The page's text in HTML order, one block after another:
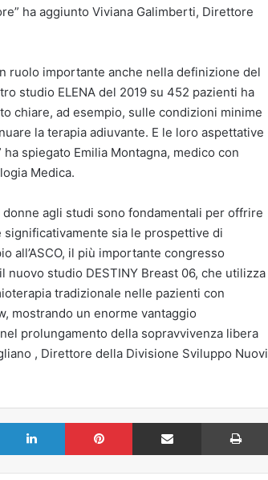
ha aggiunto Viviana Galimberti, Direttore
ruolo importante anche nella definizione del
studio ELENA del 2019 su 452 pazienti ha
chiare, ad esempio, sulle condizioni minime
la terapia adiuvante. E le loro aspettative
spiegato Emilia Montagna, medico con
Medica.
agli studi sono fondamentali per offrire
sia le prospettive di
all’ASCO, il più importante congresso
studio DESTINY Breast 06, che utilizza
tradizionale nelle pazienti con
mostrando un enorme vantaggio
prolungamento della sopravvivenza libera
, Direttore della Divisione Sviluppo Nuovi
LinkedIn Pinterest Partilhar via Email